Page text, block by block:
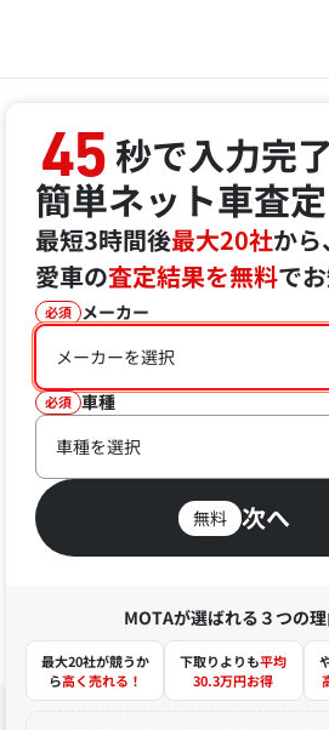
45秒で入力完
簡単ネット車査定
最短3時間後最大20社から、
愛車の査定結果を無料で
必須 メーカー
メーカーを選択
必須 車種
車種を選択
無料 次へ
MOTAが選ばれる３つの
最大20社が競うか
ら高く売れる！
下取りよりも平均
30.3万円お得